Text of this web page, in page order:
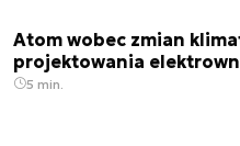
Atom wobec zmian
projektowania
5 min.